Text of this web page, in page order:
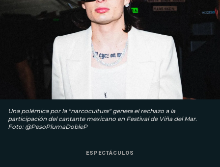
Una polémica por la "narcocultura" genera el rechazo a la
participación del cantante mexicano en Festival de Viña del Mar.
Foto: @PesoPlumaDobleP
ESPECTÁCULOS